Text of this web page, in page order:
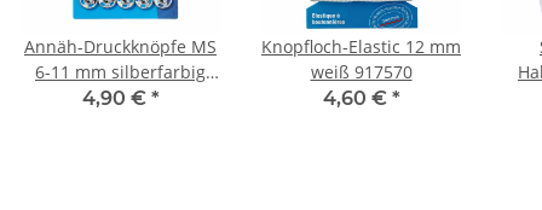
Annäh-Druckknöpfe MS
6-11 mm silberfarbig
341270
4,90 € *
Knopfloch-Elastic 12 mm
weiß 917570
4,60 € *